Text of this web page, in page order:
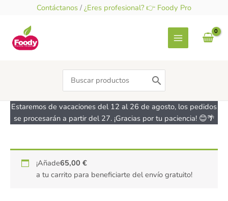
contenido
Contáctanos / ¿Eres profesional? 👉 Foody Pro
Search
for:
Estaremos de vacaciones del 12 al 26 de agosto, los pedidos
se procesarán a partir del 27. ¡Gracias por tu paciencia! 😊🌴
¡Añade65,00€
a tu carrito para beneficiarte del envío gratuito!